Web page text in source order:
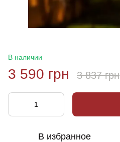
В наличии
3 590 грн 3 837 грн
В избранное